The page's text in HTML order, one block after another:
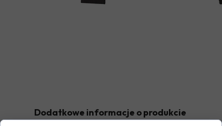
Dodatkowe informacje o produkcie